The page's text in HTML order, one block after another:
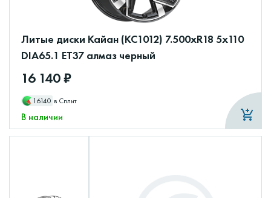
Литые диски Кайан (КС1012) 7.500xR18 5x110
DIA65.1 ET37 алмаз черный
16 140 ₽
16140 в Сплит
В наличии